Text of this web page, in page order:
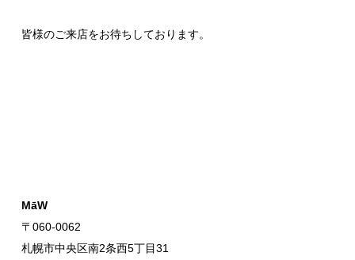
皆様のご来店をお待ちしております。
MāW
〒060-0062
札幌市中央区南2条西5丁目31